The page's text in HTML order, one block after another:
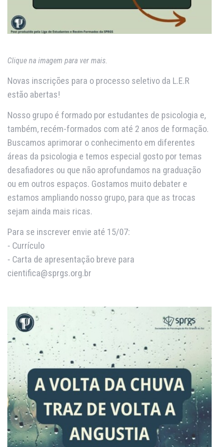
Clique na imagem para ver mais.
Novas inscrições para o processo seletivo da L.E.R
estão abertas!
Nosso grupo é formado por estudantes de psicologia e,
também, recém-formados com até 2 anos de formação.
Buscamos aprimorar o conhecimento em diferentes
áreas da psicologia e temos especial gosto por temas
desafiadores ou que não aprofundamos na graduação
ou em outros espaços. Gostamos muito debater e
estamos ampliando nosso grupo, para que as trocas
sejam ainda mais ricas.
Para se inscrever envie até 15/07:
- Currículo
- Carta de apresentação breve para
cientifica@sprgs.org.br